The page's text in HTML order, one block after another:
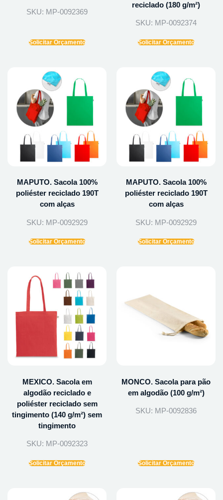
SKU: MP-0092369
Solicitar Orçamento
reciclado (180 g/m²)
SKU: MP-0092374
Solicitar Orçamento
MAPUTO. Sacola 100%
poliéster reciclado 190T
com alças
SKU: MP-0092929
Solicitar Orçamento
MAPUTO. Sacola 100%
poliéster reciclado 190T
com alças
SKU: MP-0092929
Solicitar Orçamento
MEXICO. Sacola em
algodão reciclado e
poliéster reciclado sem
tingimento (140 g/m²) sem
tingimento
SKU: MP-0092323
Solicitar Orçamento
MONCO. Sacola para pão
em algodão (100 g/m²)
SKU: MP-0092836
Solicitar Orçamento